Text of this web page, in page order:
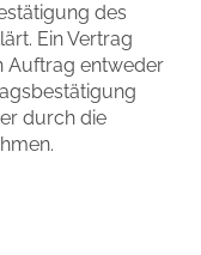
des
Ein Vertrag
Auftrag entweder
durch die